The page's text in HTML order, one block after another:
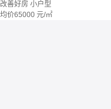
改善好房 小户型
均价65000 元/㎡